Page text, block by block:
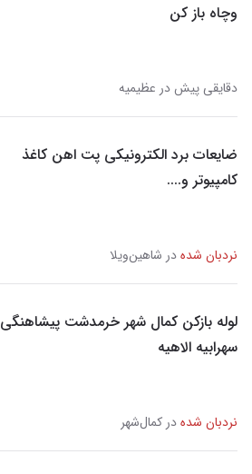
وچاه باز کن
دقایقی پیش در عظیمیه
ضایعات برد الکترونیکی پت اهن کاغذ
کامپیوتر و....
نردبان شدهدر شاهین‌ویلا
لوله بازکن کمال شهر خرمدشت پیشاهنگی
سهرابیه الاهیه
نردبان شدهدر کمال‌شهر